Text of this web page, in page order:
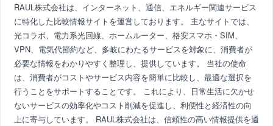
RAUL株式会社は、インターネット、通信、エネルギー関連サービス
に特化した比較情報サイトを運営しております。 主なサイトでは、
光コラボ、電力系光回線、ホームルーター、格安スマホ・SIM、
VPN、電気代節約など、多岐にわたるサービスを対象に、消費者が
必要な情報をわかりやすく整理し、提供しています。 当社の使命
は、消費者がコストやサービス内容を簡単に比較し、最適な選択を
行うことをサポートすることです。 これにより、日常生活に欠かせ
ないサービスの効率化やコスト削減を促進し、利便性と経済性の向
上に寄与しています。 RAUL株式会社は、信頼性の高い情報提供を通